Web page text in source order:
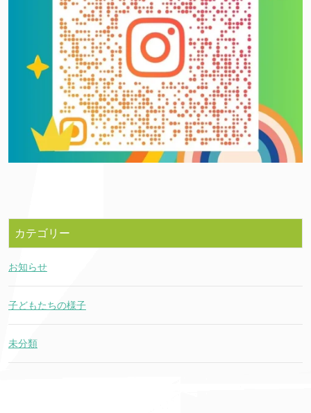
カテゴリー
お知らせ
子どもたちの様子
未分類